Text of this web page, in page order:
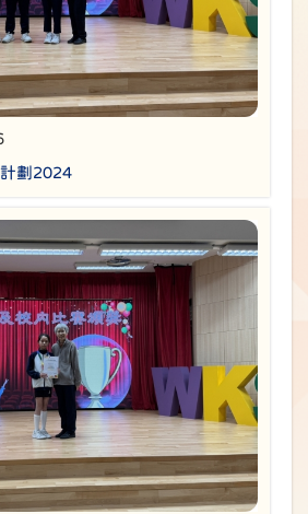
劃2024